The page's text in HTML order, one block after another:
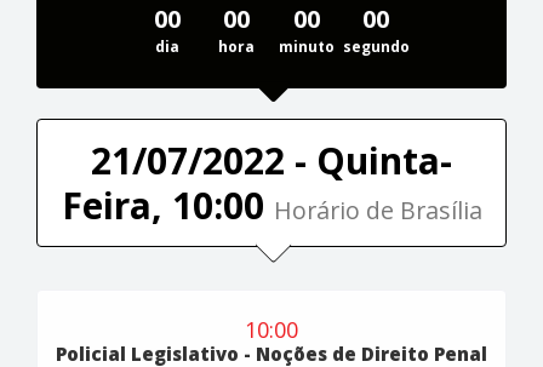
00
dia
00
hora
00
minuto
00
segundo
21/07/2022 - Quinta-
Feira, 10:00 Horário de Brasília
10:00
Policial Legislativo - Noções de Direito Penal